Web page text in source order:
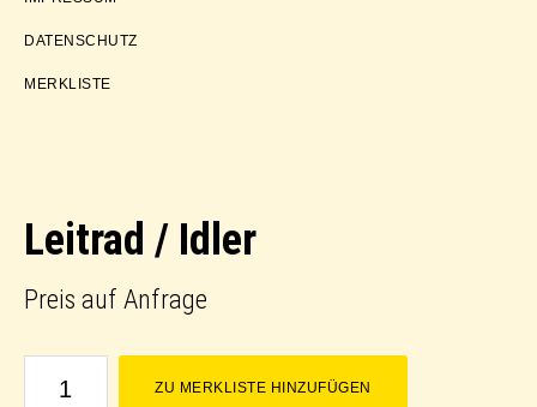
DATENSCHUTZ
MERKLISTE
Leitrad / Idler
Preis auf Anfrage
Leitrad
ZU MERKLISTE HINZUFÜGEN